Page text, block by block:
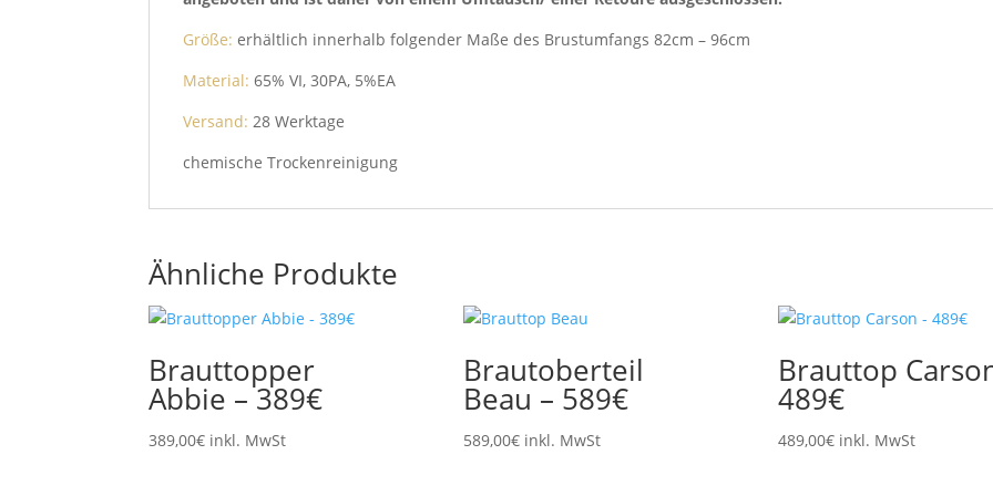
Größe: erhältlich innerhalb folgender Maße des Brustumfangs 82cm – 96cm
Material:65% VI, 30PA, 5%EA
Versand: 28 Werktage
chemische Trockenreinigung
Ähnliche Produkte
Brauttopper
Abbie – 389€
389,00€ inkl. MwSt
Brautoberteil
Beau – 589€
589,00€ inkl. MwSt
Brauttop
489€
489,00€ inkl. MwSt